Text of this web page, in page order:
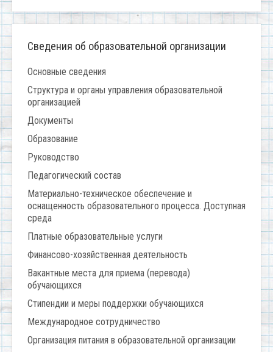
Сведения об образовательной организации
Основные сведения
Структура и органы управления образовательной
организацией
Документы
Образование
Руководство
Педагогический состав
Материально-техническое обеспечение и
оснащенность образовательного процесса. Доступная
среда
Платные образовательные услуги
Финансово-хозяйственная деятельность
Вакантные места для приема (перевода)
обучающихся
Стипендии и меры поддержки обучающихся
Международное сотрудничество
Организация питания в образовательной организации